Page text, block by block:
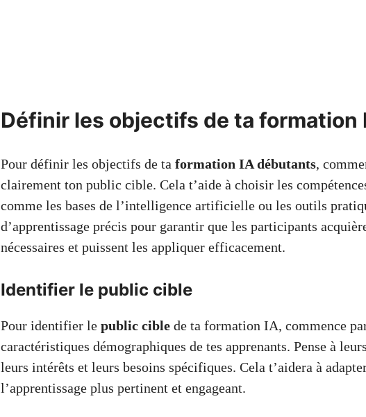
Définir les objectifs de ta formation
Pour définir les objectifs de ta formation IA débutants,
clairement ton public cible. Cela t’aide à choisir les
comme les bases de l’intelligence artificielle ou les outils
d’apprentissage précis pour garantir que les participants
nécessaires et puissent les appliquer efficacement.
Identifier le public cible
Pour identifier le public cible de ta formation IA, commence
caractéristiques démographiques de tes apprenants. Pense à
leurs intérêts et leurs besoins spécifiques. Cela t’aidera à
l’apprentissage plus pertinent et engageant.